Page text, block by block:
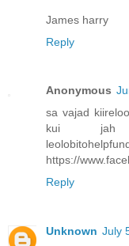
James harry
Reply
Anonymous
sa vajad
kui jah
https://
Reply
Unknown July